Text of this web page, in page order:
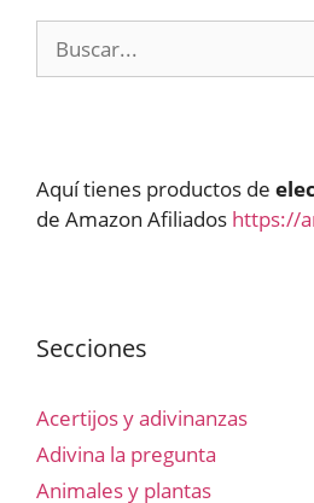
Aquí tienes productos de
de Amazon Afiliados https://
Secciones
Acertijos y adivinanzas
Adivina la pregunta
Animales y plantas